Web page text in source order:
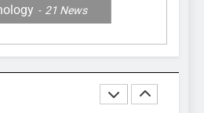
21 News
Antelope, Si Antelop